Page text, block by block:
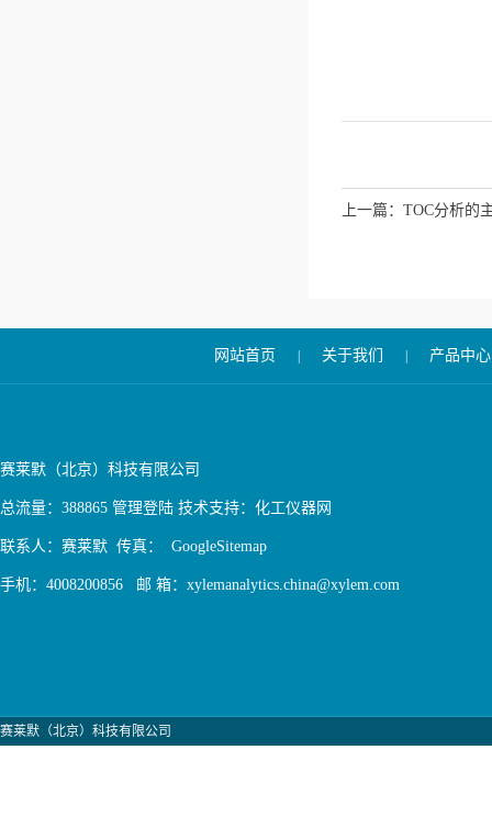
上一篇： TOC分析的
网站首页 关于我们 产品中心
赛莱默（北京）科技有限公司
总流量：388865 管理登陆 技术支持： 化工仪器网
联系人：赛莱默 传真： GoogleSitemap
手机：4008200856 邮 箱：xylemanalytics.china@xylem.com
赛莱默（北京）科技有限公司